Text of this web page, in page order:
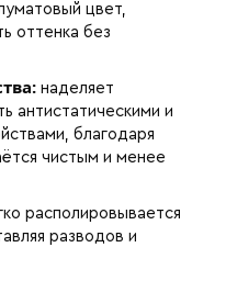
цвет,
оттенка без
наделяет
антистатическими и
благодаря
чистым и менее
располировывается
разводов и